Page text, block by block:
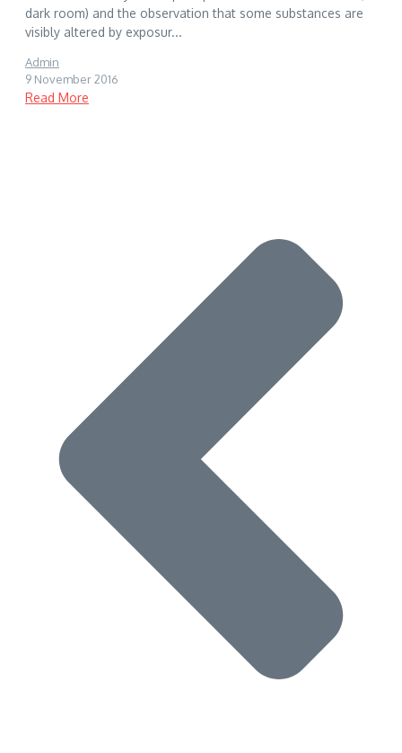
dark room) and the observation that some substances are
visibly altered by exposur...
Admin
9 November 2016
Read More